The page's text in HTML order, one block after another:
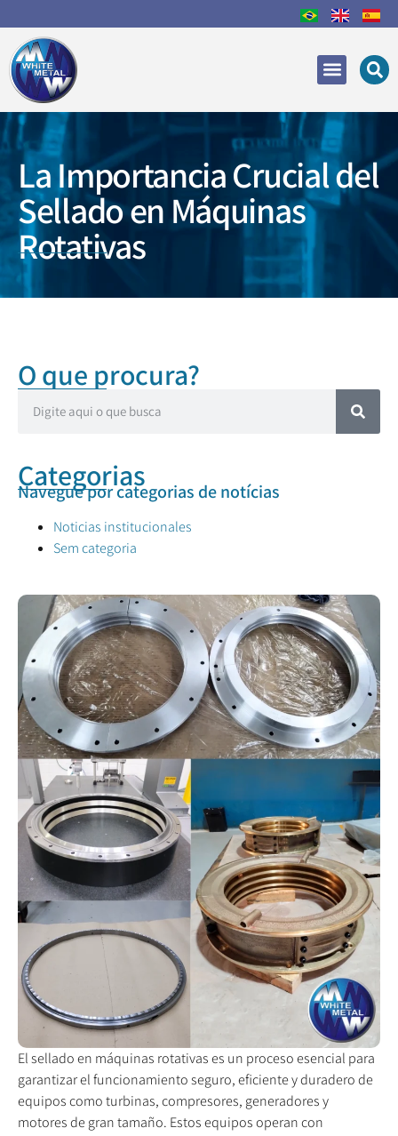
La Importancia Crucial del
Sellado en Máquinas
Rotativas
O que procura?
Categorias
Navegue por categorias de notícias
Noticias institucionales
Sem categoria
El sellado en máquinas rotativas es un proceso esencial para
garantizar el funcionamiento seguro, eficiente y duradero de
equipos como turbinas, compresores, generadores y
motores de gran tamaño. Estos equipos operan con